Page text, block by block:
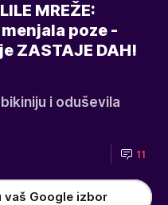
MREŽE:
poze -
ZASTAJE DAH!
i oduševila
11
vaš Google izbor